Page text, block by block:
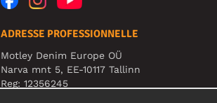
ADRESSE PROFESSIONNELLE
Motley Denim Europe OÜ
Narva mnt 5, EE-10117 Tallinn
Reg: 12356245